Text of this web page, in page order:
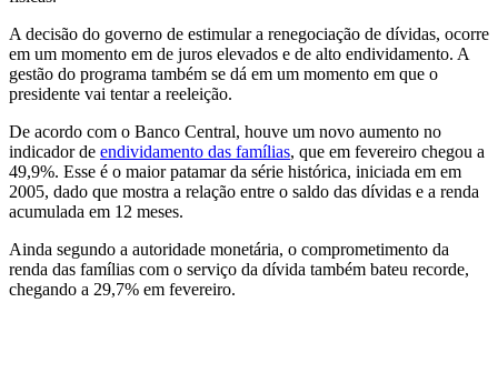
A decisão do governo de estimular a renegociação de dívidas, ocorre
em um momento em de juros elevados e de alto endividamento. A
gestão do programa também se dá em um momento em que o
presidente vai tentar a reeleição.
De acordo com o Banco Central, houve um novo aumento no
indicador de endividamento das famílias, que em fevereiro chegou a
49,9%. Esse é o maior patamar da série histórica, iniciada em em
2005, dado que mostra a relação entre o saldo das dívidas e a renda
acumulada em 12 meses.
Ainda segundo a autoridade monetária, o comprometimento da
renda das famílias com o serviço da dívida também bateu recorde,
chegando a 29,7% em fevereiro.